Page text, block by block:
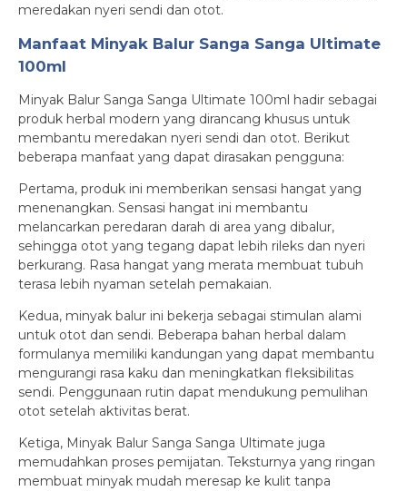
meredakan nyeri sendi dan otot.
Manfaat Minyak Balur Sanga Sanga Ultimate
100ml
Minyak Balur Sanga Sanga Ultimate 100ml hadir sebagai
produk herbal modern yang dirancang khusus untuk
membantu meredakan nyeri sendi dan otot. Berikut
beberapa manfaat yang dapat dirasakan pengguna:
Pertama, produk ini memberikan sensasi hangat yang
menenangkan. Sensasi hangat ini membantu
melancarkan peredaran darah di area yang dibalur,
sehingga otot yang tegang dapat lebih rileks dan nyeri
berkurang. Rasa hangat yang merata membuat tubuh
terasa lebih nyaman setelah pemakaian.
Kedua, minyak balur ini bekerja sebagai stimulan alami
untuk otot dan sendi. Beberapa bahan herbal dalam
formulanya memiliki kandungan yang dapat membantu
mengurangi rasa kaku dan meningkatkan fleksibilitas
sendi. Penggunaan rutin dapat mendukung pemulihan
otot setelah aktivitas berat.
Ketiga, Minyak Balur Sanga Sanga Ultimate juga
memudahkan proses pemijatan. Teksturnya yang ringan
membuat minyak mudah meresap ke kulit tanpa